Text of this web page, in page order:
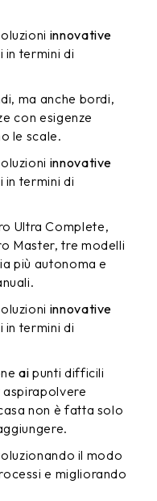
innovative
in termini di
ma anche bordi,
con esigenze
le scale.
innovative
in termini di
Ultra Complete,
Master, tre modelli
più autonoma e
innovative
in termini di
ai punti difficili
aspirapolvere
non è fatta solo
il modo
e migliorando